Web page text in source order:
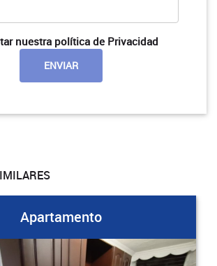
nuestra política de Privacidad
Apartamento